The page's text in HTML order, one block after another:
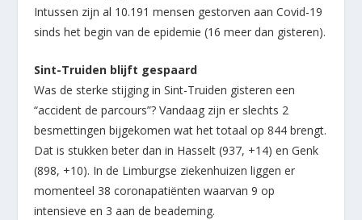
Intussen zijn al 10.191 mensen gestorven aan Covid-19
sinds het begin van de epidemie (16 meer dan gisteren).
Sint-Truiden blijft gespaard
Was de sterke stijging in Sint-Truiden gisteren een
“accident de parcours”? Vandaag zijn er slechts 2
besmettingen bijgekomen wat het totaal op 844 brengt.
Dat is stukken beter dan in Hasselt (937, +14) en Genk
(898, +10). In de Limburgse ziekenhuizen liggen er
momenteel 38 coronapatiënten waarvan 9 op
intensieve en 3 aan de beademing.